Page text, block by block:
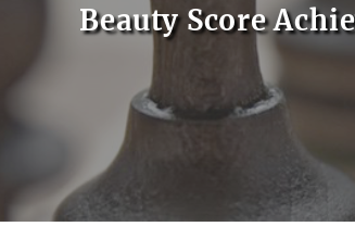
Beauty Score